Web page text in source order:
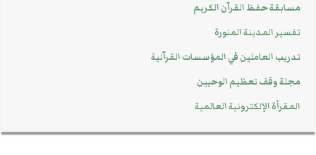
مسابقة حفظ القرآن الكريم
تفسير المدينة المنورة
تدريب العاملين في المؤسسات القرآنية
مجلة وقف تعظيم الوحيين
المقرأة الإلكترونية العالمية